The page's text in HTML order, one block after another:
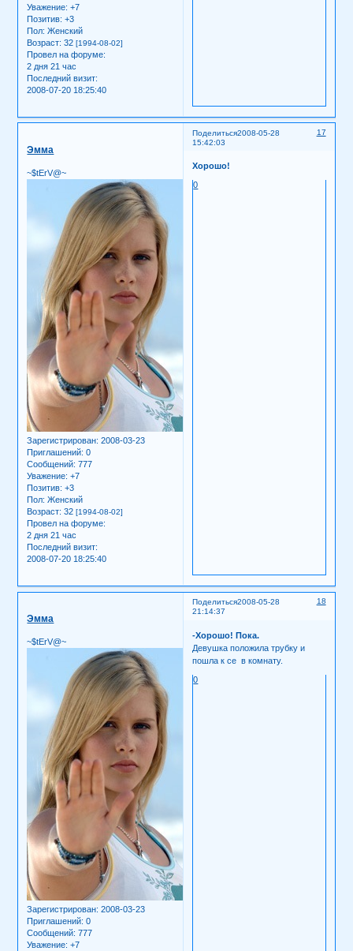
Уважение: +7
Позитив: +3
Пол: Женский
Возраст: 32[1994-08-02]
Провел на форуме:
2 дня 21 час
Последний визит:
2008-07-20 18:25:40
Поделиться 17
2008-05-28
15:42:03
Эмма
~$tErV@~
Зарегистрирован: 2008-03-23
Приглашений: 0
Сообщений: 777
Уважение: +7
Позитив: +3
Пол: Женский
Возраст: 32[1994-08-02]
Провел на форуме:
2 дня 21 час
Последний визит:
2008-07-20 18:25:40
Хорошо!
0
Поделиться 18
2008-05-28
21:14:37
Эмма
~$tErV@~
Зарегистрирован: 2008-03-23
Приглашений: 0
Сообщений: 777
Уважение: +7
-Хорошо! Пока.
Девушка положила трубку и
пошла к се в комнату.
0